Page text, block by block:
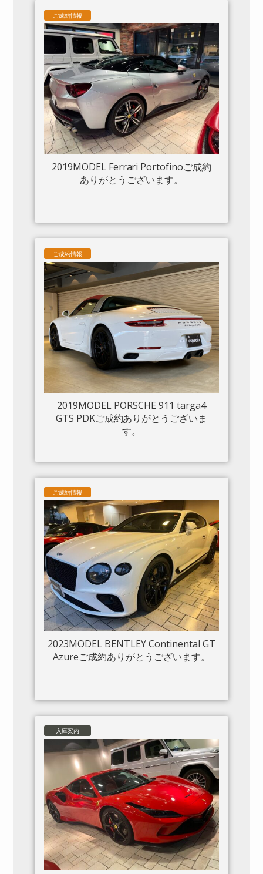
ご成約情報
2019MODEL Ferrari Portofinoご成約
ありがとうございます。
ご成約情報
2019MODEL PORSCHE 911 targa4
GTS PDKご成約ありがとうございま
す。
ご成約情報
2023MODEL BENTLEY Continental GT
Azureご成約ありがとうございます。
入庫案内